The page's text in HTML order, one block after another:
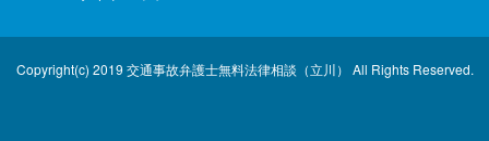
Copyright(c) 2019 交通事故弁護士無料法律相談（立川） All Rights Reserved.